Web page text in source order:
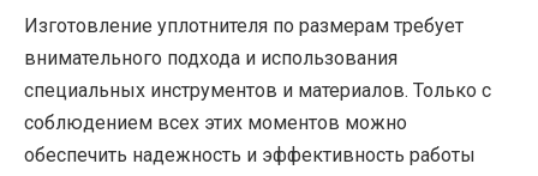
Изготовление уплотнителя по размерам требует
внимательного подхода и использования
специальных инструментов и материалов. Только с
соблюдением всех этих моментов можно
обеспечить надежность и эффективность работы